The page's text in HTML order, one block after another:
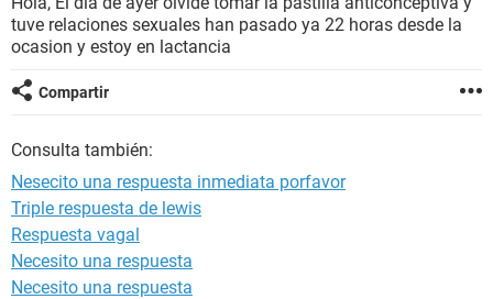
BIENESTAR
tuve relaciones sexuales han pasado ya 22 horas desde la
ocasion y estoy en lactancia
Compartir
Consulta también:
Nesecito una respuesta inmediata porfavor
Triple respuesta de lewis
Respuesta vagal
Necesito una respuesta
Necesito una respuesta